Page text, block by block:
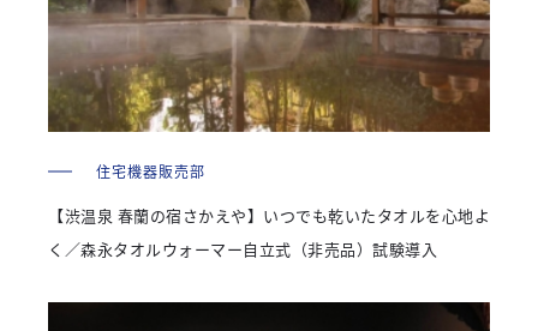
住宅機器販売部
【渋温泉 春蘭の宿さかえや】いつでも乾いたタオルを心地よ
く／森永タオルウォーマー自立式（非売品）試験導入